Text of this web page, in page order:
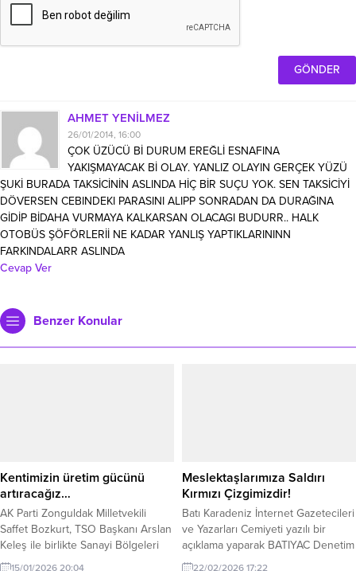
AHMET YENİLMEZ
26/01/2014, 16:00
ÇOK ÜZÜCÜ Bİ DURUM EREĞLİ ESNAFINA
YAKIŞMAYACAK Bİ OLAY. YANLIZ OLAYIN GERÇEK YÜZÜ
ŞUKİ BURADA TAKSİCİNİN ASLINDA HİÇ BİR SUÇU YOK. SEN TAKSİCİYİ
DÖVERSEN CEBINDEKI PARASINI ALIPP SONRADAN DA DURAĞINA
GİDİP BİDAHA VURMAYA KALKARSAN OLACAGI BUDURR.. HALK
OTOBÜS ŞÖFÖRLERİİ NE KADAR YANLIŞ YAPTIKLARININN
FARKINDALARR ASLINDA
Cevap Ver
Benzer Konular
Kentimizin üretim gücünü
artıracağız…
AK Parti Zonguldak Milletvekili
Saffet Bozkurt, TSO Başkanı Arslan
Keleş ile birlikte Sanayi Bölgeleri
Genel Müdürü Abdurrahman
15/01/2026 20:04
Meslektaşlarımıza Saldırı
Kırmızı Çizgimizdir!
Batı Karadeniz İnternet Gazetecileri
ve Yazarları Cemiyeti yazılı bir
açıklama yaparak BATIYAC Denetim
Kurulu Başkanı Kaan Kocaman’a
22/02/2026 17:22